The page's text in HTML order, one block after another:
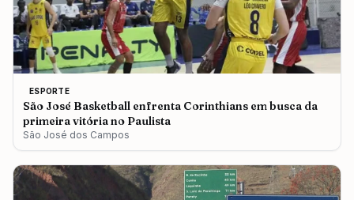
ESPORTE
São José Basketball enfrenta Corinthians em busca da
primeira vitória no Paulista
São José dos Campos